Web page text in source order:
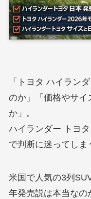
「トヨタ ハイラン
のか」「価格やサ
か」。
ハイランダー トヨ
で判断に迷ってしま
米国で人気の3列
年発売説は本当なの